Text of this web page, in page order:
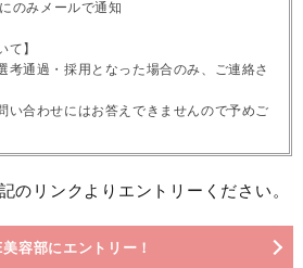
のみメールで通知
て】
考通過・採用となった場合のみ、ご連絡さ
い合わせにはお答えできませんので予めご
のリンクよりエントリーください。
容部にエントリー！